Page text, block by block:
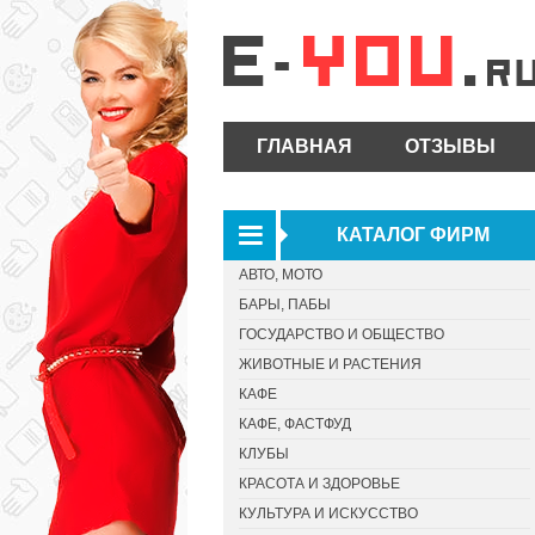
ГЛАВНАЯ ОТЗЫВЫ
КАТАЛОГ ФИРМ
АВТО, МОТО
БАРЫ, ПАБЫ
ГОСУДАРСТВО И ОБЩЕСТВО
ЖИВОТНЫЕ И РАСТЕНИЯ
КАФЕ
КАФЕ, ФАСТФУД
КЛУБЫ
КРАСОТА И ЗДОРОВЬЕ
КУЛЬТУРА И ИСКУССТВО